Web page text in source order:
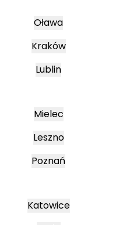
Oława
Kraków
Lublin
Mielec
Leszno
Poznań
Katowice